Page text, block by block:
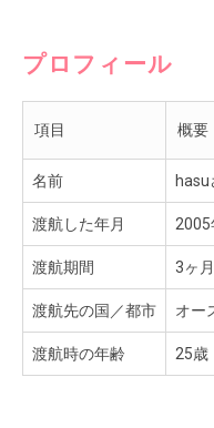
プロフィール
項目 概要
名前 hasu
渡航した年月 2005
渡航期間 3ヶ月
渡航先の国／都市 オー
渡航時の年齢 25歳